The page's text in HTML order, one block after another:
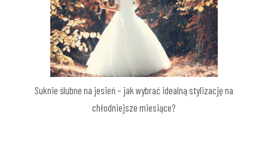
Suknie ślubne na jesień – jak wybrać idealną stylizację na
chłodniejsze miesiące?